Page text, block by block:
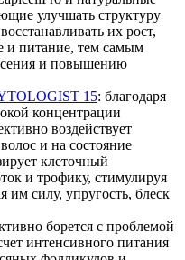
улучшать структуру
их рост,
и питание, тем самым
и повышению
15: благодаря
концентрации
воздействует
и на состояние
клеточный
и трофику, стимулируя
им силу, упругость, блеск
борется с проблемой
интенсивного питания